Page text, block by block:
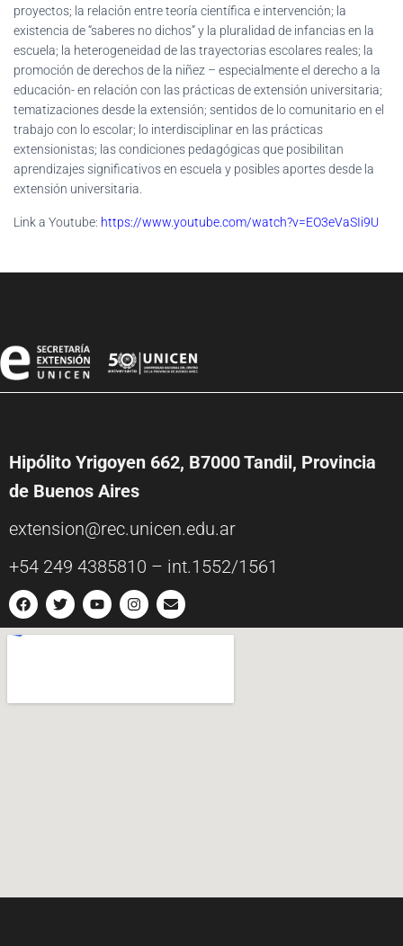
proyectos; la relación entre teoría científica e intervención; la
existencia de “saberes no dichos” y la pluralidad de infancias en la
escuela; la heterogeneidad de las trayectorias escolares reales; la
promoción de derechos de la niñez – especialmente el derecho a la
educación- en relación con las prácticas de extensión universitaria;
tematizaciones desde la extensión; sentidos de lo comunitario en el
trabajo con lo escolar; lo interdisciplinar en las prácticas
extensionistas; las condiciones pedagógicas que posibilitan
aprendizajes significativos en escuela y posibles aportes desde la
extensión universitaria.
Link a Youtube: https://www.youtube.com/watch?v=EO3eVaSIi9U
Hipólito Yrigoyen 662, B7000 Tandil, Provincia
de Buenos Aires
extension@rec.unicen.edu.ar
+54 249 4385810 – int.1552/1561